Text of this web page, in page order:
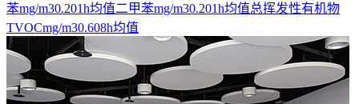
苯mg/m30.201h均值二甲苯mg/m30.201h均值总挥发性有机物
TVOCmg/m30.608h均值